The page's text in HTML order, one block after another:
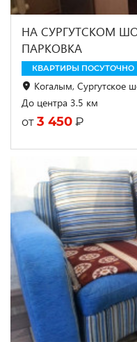
НА СУРГУТСКОМ
ПАРКОВКА
КВАРТИРЫ ПОСУТОЧНО
Когалым, Сургутское
До центра 3.5 км
от 3 450 ₽